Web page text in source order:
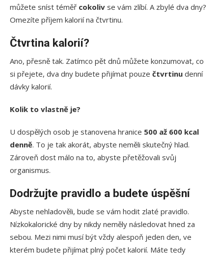
můžete sníst téměř cokoliv se vám zlíbí. A zbylé dva dny?
Omezíte příjem kalorií na čtvrtinu.
Čtvrtina kalorií?
Ano, přesně tak. Zatímco pět dnů můžete konzumovat, co
si přejete, dva dny budete přijímat pouze čtvrtinu denní
dávky kalorií.
Kolik to vlastně je?
U dospělých osob je stanovena hranice 500 až 600 kcal
denně. To je tak akorát, abyste neměli skutečný hlad.
Zároveň dost málo na to, abyste přetěžovali svůj
organismus.
Dodržujte pravidlo a budete úspěšní
Abyste nehladověli, bude se vám hodit zlaté pravidlo.
Nízkokalorické dny by nikdy neměly následovat hned za
sebou. Mezi nimi musí být vždy alespoň jeden den, ve
kterém budete přijímat plný počet kalorií. Máte tedy